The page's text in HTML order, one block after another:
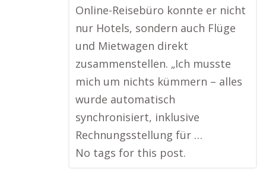
Online-Reisebüro konnte er nicht
nur Hotels, sondern auch Flüge
und Mietwagen direkt
zusammenstellen. „Ich musste
mich um nichts kümmern – alles
wurde automatisch
synchronisiert, inklusive
Rechnungsstellung für …
No tags for this post.